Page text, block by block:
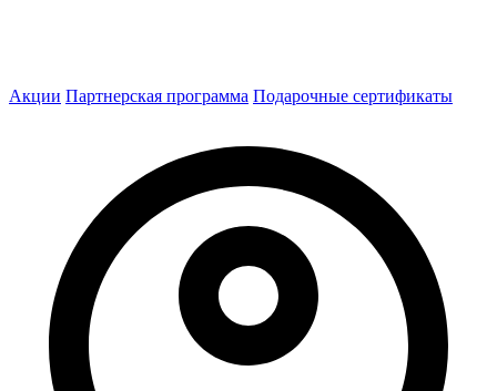
Акции Партнерская программа Подарочные сертификаты